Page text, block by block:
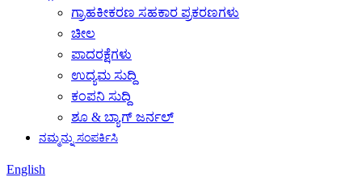
ಗ್ರಾಹಕೀಕರಣ ಸಹಕಾರ ಪ್ರಕರಣಗಳು
ಚೀಲ
ಪಾದರಕ್ಷೆಗಳು
ಉದ್ಯಮ ಸುದ್ದಿ
ಕಂಪನಿ ಸುದ್ದಿ
ಶೂ & ಬ್ಯಾಗ್ ಜರ್ನಲ್
ನಮ್ಮನ್ನು ಸಂಪರ್ಕಿಸಿ
English